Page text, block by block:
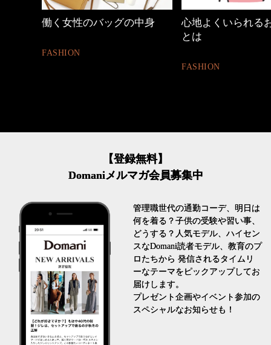
心地よくいられるおしゃれ
【ワーママのきれ
ュアル通勤】
FASHION
【登録無料】
Domaniメルマガ会員募集中
管理職世代の通勤コーデ、明日は
何を着る？子供の受験や習い事、
どうする？人気モデル、ハイセン
スなDomani読者モデル、教育のプ
ロたちから 発信されるタイムリ
ーなテーマをピックアップしてお
届けします。
プレゼント企画やイベント参加の
スペシャルなお知らせも！